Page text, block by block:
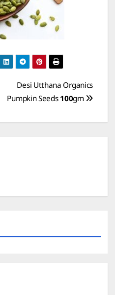
Desi Utthana Organics
Pumpkin Seeds 100gm